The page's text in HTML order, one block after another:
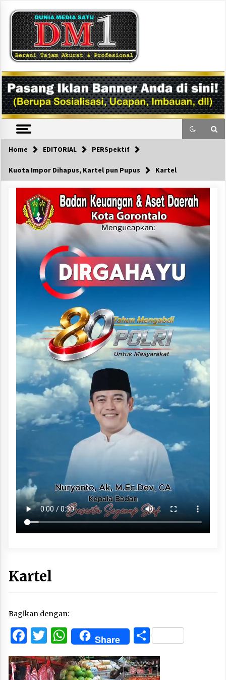
content
DM1
Home EDITORIAL PERSpektif
Kuota Impor Dihapus, Kartel pun Pupus Kartel
Kartel
Bagikan dengan:
Facebook
Twitter
WhatsApp
Share Share